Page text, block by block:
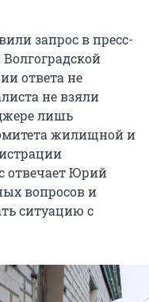
запрос в пресс-
ответа не
не взяли
лишь
жилищной и
отвечает Юрий
вопросов и
ситуацию с